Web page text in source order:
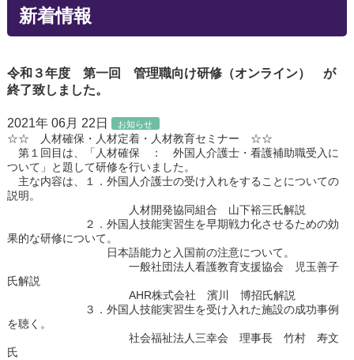
新着情報
令和３年度 第一回 管理職向け研修（オンライン） が
終了致しました。
2021年 06月 22日 お知らせ
☆☆ 人材確保・人材定着・人材教育セミナー ☆☆
第１回目は、「人材確保 ： 外国人介護士・看護補助職受入に
ついて」と題して研修を行いました。
主な内容は、１．外国人介護士の受け入れをすることについての
説明。
人材開発協同組合 山下裕三氏解説
２．外国人技能実習生を早期戦力化させるための効
果的な研修について。
日本語能力と入国前の注意について。
一般社団法人看護教育支援協会 児玉善子
氏解説
AHR株式会社 濱川 博招氏解説
３．外国人技能実習生を受け入れた施設の成功事例
を聴く。
社会福祉法人三幸会 理事長 竹村 寿文
氏